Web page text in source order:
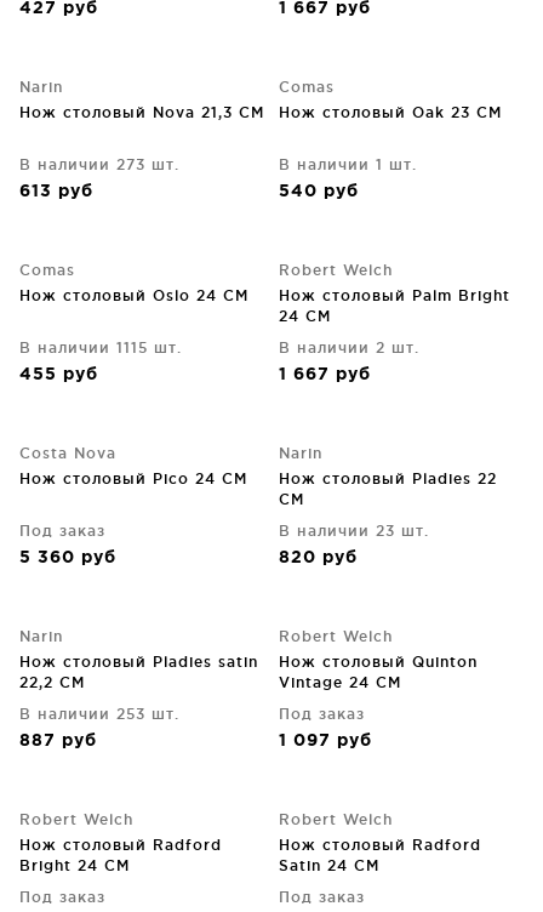
427 руб 1 667 руб
Narin
Нож столовый Nova 21,3 CM
В наличии 273 шт.
613 руб
Comas
Нож столовый Oak 23 CM
В наличии 1 шт.
540 руб
Comas
Нож столовый Oslo 24 CM
В наличии 1115 шт.
455 руб
Robert Welch
Нож столовый Palm Bright
24 CM
В наличии 2 шт.
1 667 руб
Costa Nova
Нож столовый Pico 24 CM
Под заказ
5 360 руб
Narin
Нож столовый Pladies 22
CM
В наличии 23 шт.
820 руб
Narin
Нож столовый Pladies satin
22,2 CM
В наличии 253 шт.
887 руб
Robert Welch
Нож столовый Quinton
Vintage 24 CM
Под заказ
1 097 руб
Robert Welch
Нож столовый Radford
Bright 24 CM
Под заказ
Robert Welch
Нож столовый Radford
Satin 24 CM
Под заказ